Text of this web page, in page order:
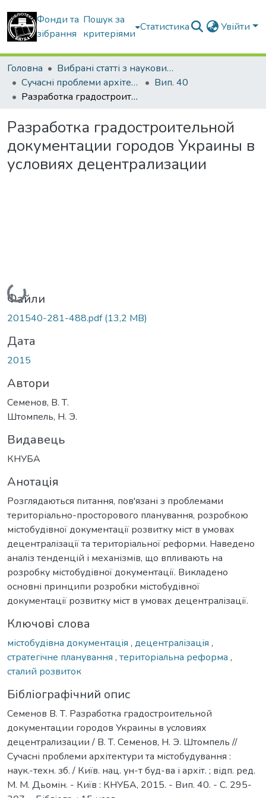
Фонди та
зібрання
Пошук за
критеріями
Статистика Увійти
Головна
Вибрані статті з наукових збірників КНУБА
Сучасні проблеми архітектури та містобудування
Вип. 40
Разработка градостроительной документации городов Украины в условиях децентрализации
Разработка градостроительной
документации городов Украины в
условиях децентрализации
Вантажиться...
Файли
201540-281-488.pdf(13,2 MB)
Дата
2015
Автори
Семенов, В. Т.
Штомпель, Н. Э.
Видавець
КНУБА
Анотація
Розглядаються питання, пов'язані з проблемами
територіально-просторового планування, розробкою
містобудівної документації розвитку міст в умовах
децентралізації та територіальної реформи. Наведено
аналіз тенденцій і механізмів, що впливають на
розробку містобудівної документації. Викладено
основні принципи розробки містобудівної
документації розвитку міст в умовах децентралізації.
Ключові слова
містобудівна документація , децентралізація ,
стратегічне планування , територіальна реформа ,
сталий розвиток
Бібліографічний опис
Семенов В. Т. Разработка градостроительной
документации городов Украины в условиях
децентрализации / В. Т. Семенов, Н. Э. Штомпель //
Сучасні проблеми архітектури та містобудування :
наук.-техн. зб. / Київ. нац. ун-т буд-ва і архіт. ; відп. ред.
М. М. Дьомін. - Київ : КНУБА, 2015. - Вип. 40. - С. 295-